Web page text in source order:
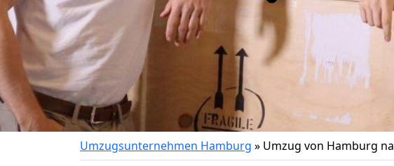
Umzugsunternehmen Hamburg » Umzug von Hamburg